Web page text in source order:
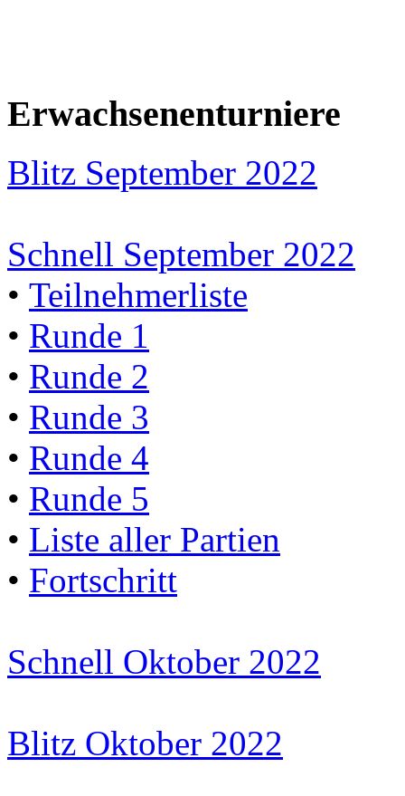
Erwachsenenturniere
Blitz September 2022
Schnell September 2022
• Teilnehmerliste
• Runde 1
• Runde 2
• Runde 3
• Runde 4
• Runde 5
• Liste aller Partien
• Fortschritt
Schnell Oktober 2022
Blitz Oktober 2022